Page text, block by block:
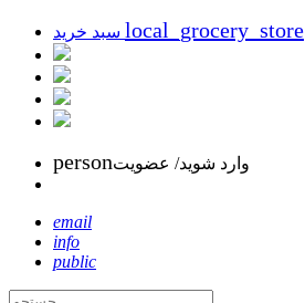
local_grocery_store
personوارد شوید/ عضویت
email
info
public